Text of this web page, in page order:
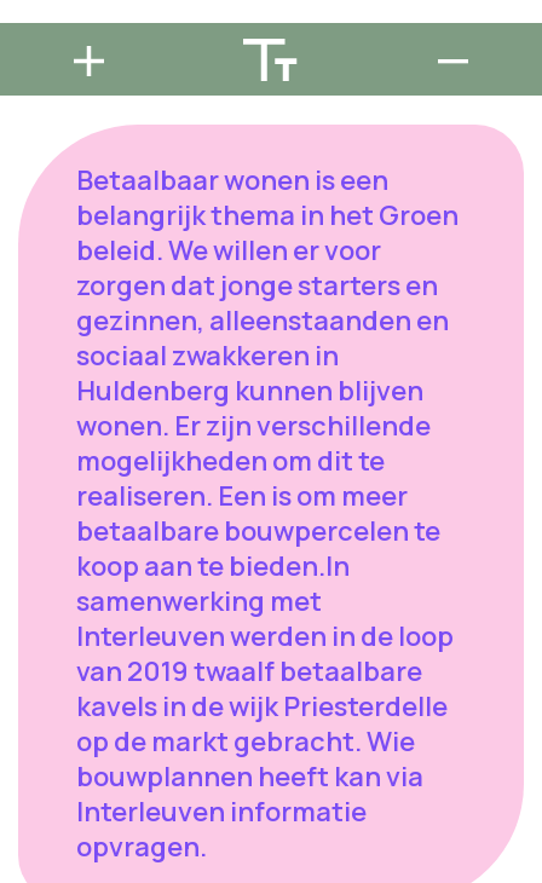
Betaalbaar wonen is een
belangrijk thema in het Groen
beleid. We willen er voor
zorgen dat jonge starters en
gezinnen, alleenstaanden en
sociaal zwakkeren in
Huldenberg kunnen blijven
wonen. Er zijn verschillende
mogelijkheden om dit te
realiseren. Een is om meer
betaalbare bouwpercelen te
koop aan te bieden.In
samenwerking met
Interleuven werden in de loop
van 2019 twaalf betaalbare
kavels in de wijk Priesterdelle
op de markt gebracht. Wie
bouwplannen heeft kan via
Interleuven informatie
opvragen.